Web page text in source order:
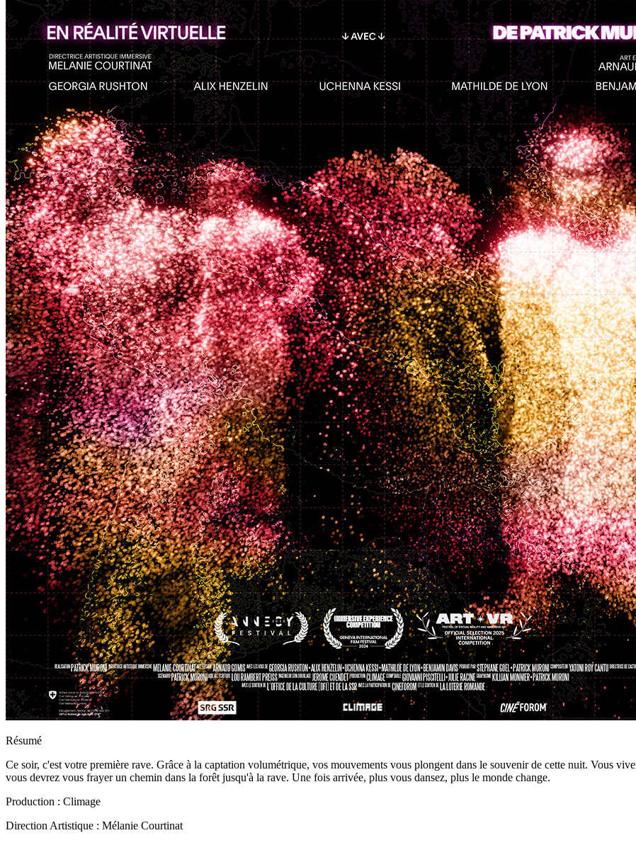
Résumé
Ce soir, c'est votre première rave. Grâce à la captation volumétrique, vos mouvements vous plongent dans le souvenir de cette nuit. Vous
vous devrez vous frayer un chemin dans la forêt jusqu'à la rave. Une fois arrivée, plus vous dansez, plus le monde change.
Production : Climage
Direction Artistique : Mélanie Courtinat